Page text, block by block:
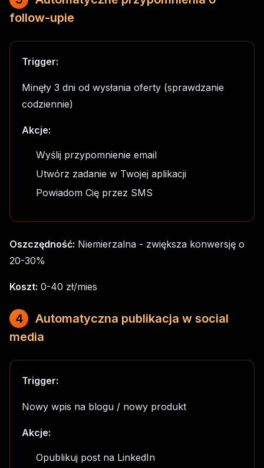
follow-upie
Trigger:
Minęły 3 dni od wysłania oferty (sprawdzanie
codziennie)
Akcje:
Wyślij przypomnienie email
Utwórz zadanie w Twojej aplikacji
Powiadom Cię przez SMS
Oszczędność: Niemierzalna - zwiększa konwersję o
20-30%
Koszt: 0-40 zł/mies
4
Automatyczna publikacja w social
media
Trigger:
Nowy wpis na blogu / nowy produkt
Akcje:
Opublikuj post na LinkedIn